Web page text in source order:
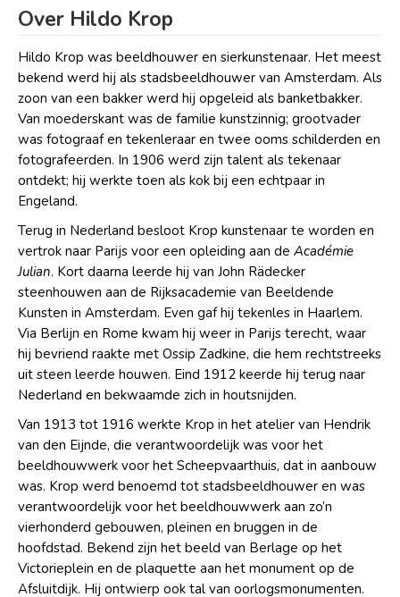
Over Hildo Krop
Hildo Krop was beeldhouwer en sierkunstenaar. Het meest
bekend werd hij als stadsbeeldhouwer van Amsterdam. Als
zoon van een bakker werd hij opgeleid als banketbakker.
Van moederskant was de familie kunstzinnig; grootvader
was fotograaf en tekenleraar en twee ooms schilderden en
fotografeerden. In 1906 werd zijn talent als tekenaar
ontdekt; hij werkte toen als kok bij een echtpaar in
Engeland.
Terug in Nederland besloot Krop kunstenaar te worden en
vertrok naar Parijs voor een opleiding aan de Académie
Julian. Kort daarna leerde hij van John Rädecker
steenhouwen aan de Rijksacademie van Beeldende
Kunsten in Amsterdam. Even gaf hij tekenles in Haarlem.
Via Berlijn en Rome kwam hij weer in Parijs terecht, waar
hij bevriend raakte met Ossip Zadkine, die hem rechtstreeks
uit steen leerde houwen. Eind 1912 keerde hij terug naar
Nederland en bekwaamde zich in houtsnijden.
Van 1913 tot 1916 werkte Krop in het atelier van Hendrik
van den Eijnde, die verantwoordelijk was voor het
beeldhouwwerk voor het Scheepvaarthuis, dat in aanbouw
was. Krop werd benoemd tot stadsbeeldhouwer en was
verantwoordelijk voor het beeldhouwwerk aan zo’n
vierhonderd gebouwen, pleinen en bruggen in de
hoofdstad. Bekend zijn het beeld van Berlage op het
Victorieplein en de plaquette aan het monument op de
Afsluitdijk. Hij ontwierp ook tal van oorlogsmonumenten.